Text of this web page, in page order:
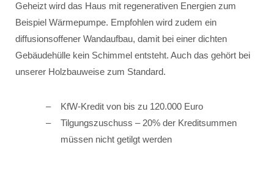
Geheizt wird das Haus mit regenerativen Energien zum
Beispiel Wärmepumpe. Empfohlen wird zudem ein
diffusionsoffener Wandaufbau, damit bei einer dichten
Gebäudehülle kein Schimmel entsteht. Auch das gehört bei
unserer Holzbauweise zum Standard.
KfW-Kredit von bis zu 120.000 Euro
Tilgungszuschuss – 20% der Kreditsummen
müssen nicht getilgt werden